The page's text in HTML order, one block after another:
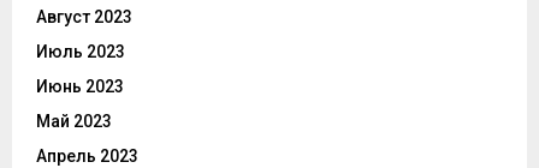
Август 2023
Июль 2023
Июнь 2023
Май 2023
Апрель 2023